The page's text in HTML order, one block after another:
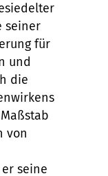
seiner
für
und
die
von
seine